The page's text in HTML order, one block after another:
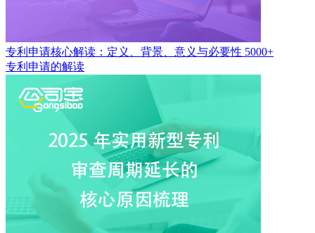
专利申请核心解读：定义、背景、意义与必要性 5000+
专利申请的解读